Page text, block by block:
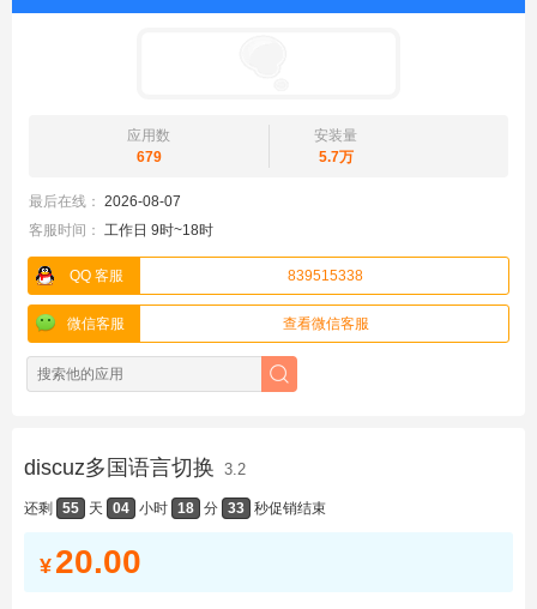
应用数
679
安装量
5.7万
最后在线： 2026-08-07
客服时间： 工作日 9时~18时
QQ 客服 839515338
微信客服 查看微信客服
discuz多国语言切换 3.2
还剩 55 天 04 小时 18 分 32 秒促销结束
¥ 20.00